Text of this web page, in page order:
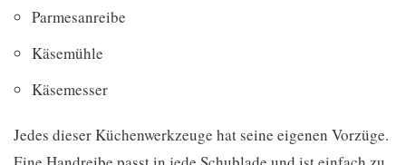
Parmesanreibe
Käsemühle
Käsemesser
Jedes dieser Küchenwerkzeuge hat seine eigenen Vorzüge.